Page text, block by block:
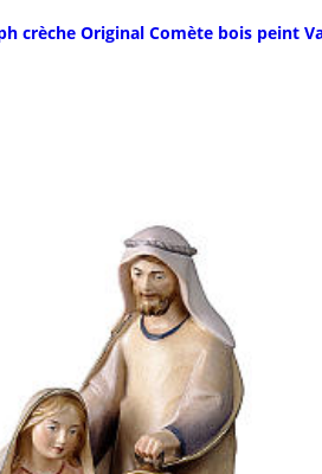
crèche Original Comète bois peint